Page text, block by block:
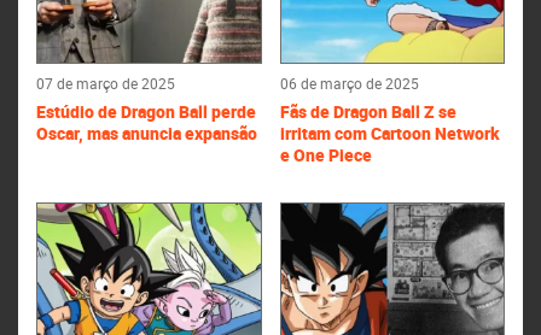
07 de março de 2025
Estúdio de Dragon Ball perde
Oscar, mas anuncia expansão
06 de março de 2025
Fãs de Dragon Ball Z se
irritam com Cartoon Network
e One Piece